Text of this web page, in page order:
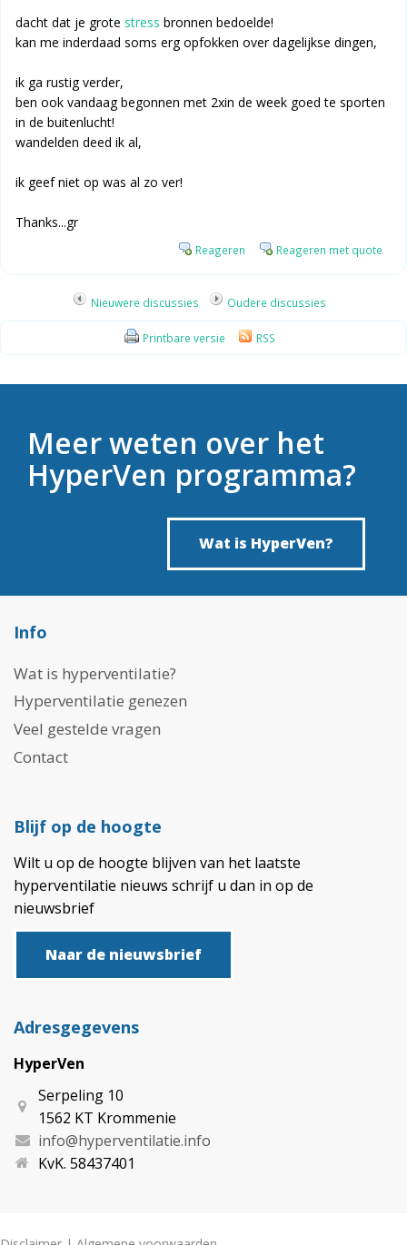
dacht dat je grote stress bronnen bedoelde!
kan me inderdaad soms erg opfokken over dagelijkse dingen,
ik ga rustig verder,
ben ook vandaag begonnen met 2xin de week goed te sporten
in de buitenlucht!
wandelden deed ik al,
ik geef niet op was al zo ver!
Thanks...gr
Reageren Reageren met quote
Nieuwere discussies Oudere discussies
Printbare versie RSS
Meer weten over het
HyperVen programma?
Wat is HyperVen?
Info
Wat is hyperventilatie?
Hyperventilatie genezen
Veel gestelde vragen
Contact
Blijf op de hoogte
Wilt u op de hoogte blijven van het laatste
hyperventilatie nieuws schrijf u dan in op de
nieuwsbrief
Naar de nieuwsbrief
Adresgegevens
HyperVen
Serpeling 10
1562 KT Krommenie
info@hyperventilatie.info
KvK. 58437401